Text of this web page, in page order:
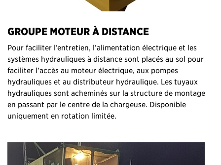
GROUPE MOTEUR À DISTANCE
Pour faciliter l’entretien, l’alimentation électrique et les
systèmes hydrauliques à distance sont placés au sol pour
faciliter l’accès au moteur électrique, aux pompes
hydrauliques et au distributeur hydraulique. Les tuyaux
hydrauliques sont acheminés sur la structure de montage
en passant par le centre de la chargeuse. Disponible
uniquement en rotation limitée.